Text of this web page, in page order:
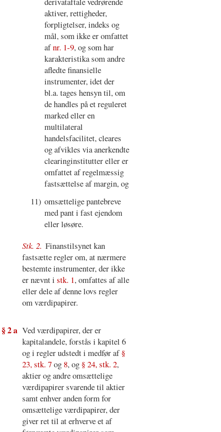
aktiver, rettigheder,
forpligtelser, indeks og
mål, som ikke er omfattet
afnr. 1-9, og som har
karakteristika som andre
afledte finansielle
instrumenter, idet der
bl.a. tages hensyn til, om
de handles på et reguleret
marked eller en
multilateral
handelsfacilitet, cleares
og afvikles via anerkendte
clearinginstitutter eller er
omfattet af regelmæssig
fastsættelse af margin, og
11) omsættelige pantebreve
med pant i fast ejendom
eller løsøre.
Stk. 2. Finanstilsynet kan
fastsætte regler om, at nærmere
bestemte instrumenter, der ikke
er nævnt i stk. 1, omfattes af alle
eller dele af denne lovs regler
om værdipapirer.
§ 2 a Ved værdipapirer, der er
kapitalandele, forstås i kapitel 6
og i regler udstedt i medfør af§
23, stk. 7og 8, og § 24, stk. 2,
aktier og andre omsættelige
værdipapirer svarende til aktier
samt enhver anden form for
omsættelige værdipapirer, der
giver ret til at erhverve et af